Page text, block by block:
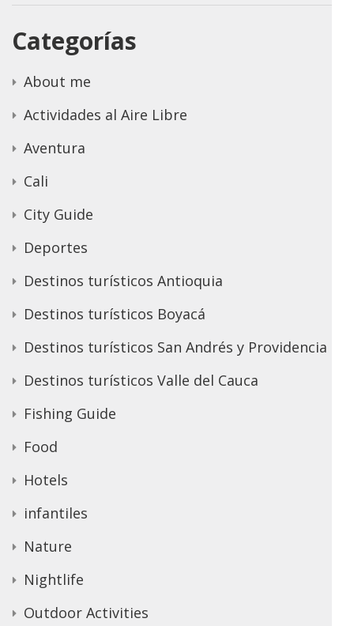
Categorías
About me
Actividades al Aire Libre
Aventura
Cali
City Guide
Deportes
Destinos turísticos Antioquia
Destinos turísticos Boyacá
Destinos turísticos San Andrés y Providencia
Destinos turísticos Valle del Cauca
Fishing Guide
Food
Hotels
infantiles
Nature
Nightlife
Outdoor Activities